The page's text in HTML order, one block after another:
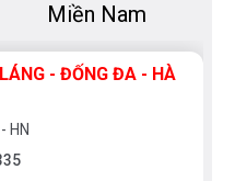
Miền Nam
- ĐỐNG ĐA - HÀ
HN